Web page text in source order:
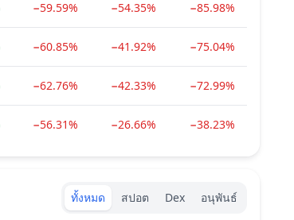
−59.59% −54.35% −85.98%
−60.85% −41.92% −75.04%
−62.76% −42.33% −72.99%
−56.31% −26.66% −38.23%
Exchanges type
ทั้งหมด สปอต Dex อนุพันธ์